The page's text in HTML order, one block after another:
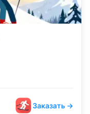
Заказать →